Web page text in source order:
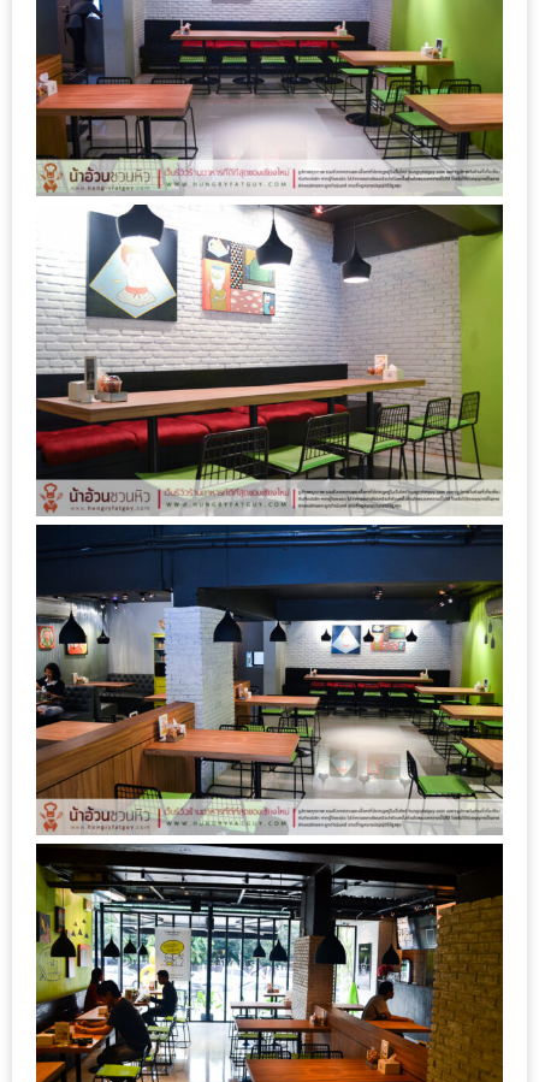
งาน
เดียว
ทั้ง
ช้อป
กิน
เที่ยว
พร้อม
โปร
โม
ชั่น
สำหรับ
คน
รัก
บ้าน
มากมาย
MAPS
MY
ACCOUNT
NEW
FACEBOOK
TIMELINE
POLICY
OKTOBERFEST
ครั้ง
ที่
2
เทศกาล
เบียร์
ที่